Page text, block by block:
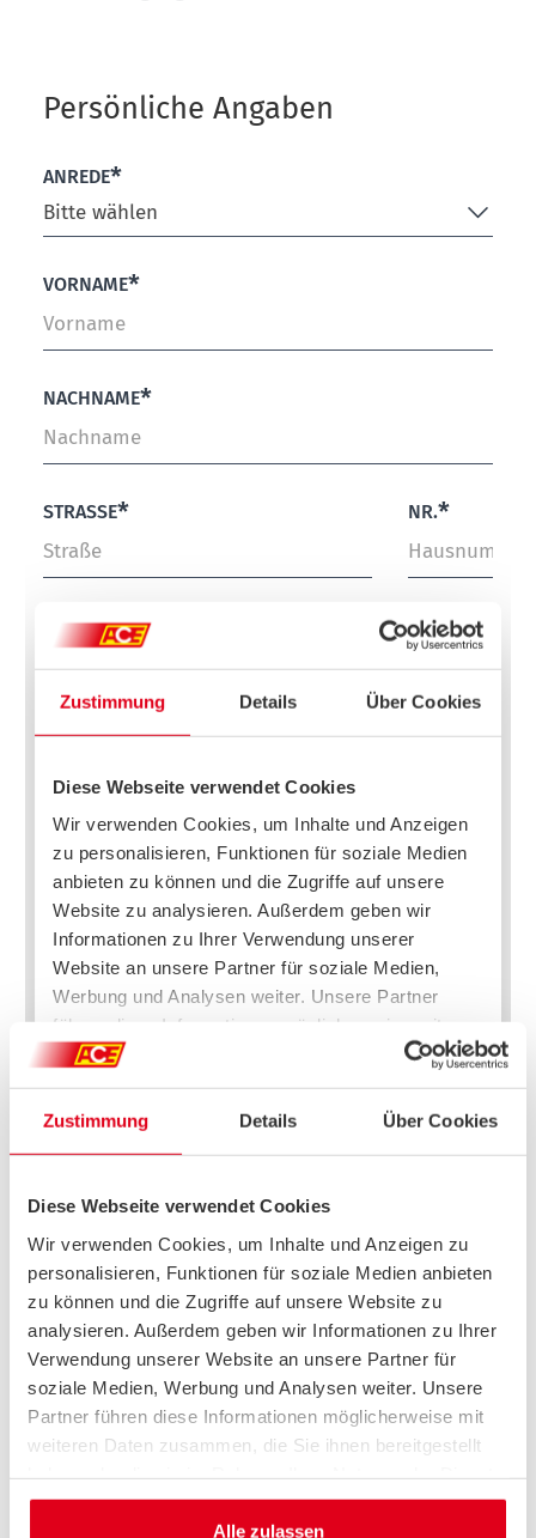
Zustimmung Details Über Cookies
Diese Webseite verwendet Cookies
Wir verwenden Cookies, um Inhalte und Anzeigen zu
personalisieren, Funktionen für soziale Medien anbieten
zu können und die Zugriffe auf unsere Website zu
analysieren. Außerdem geben wir Informationen zu Ihrer
Verwendung unserer Website an unsere Partner für
soziale Medien, Werbung und Analysen weiter. Unsere
Partner führen diese Informationen möglicherweise mit
weiteren Daten zusammen, die Sie ihnen bereitgestellt
gesammelt haben.
Alle zulassen